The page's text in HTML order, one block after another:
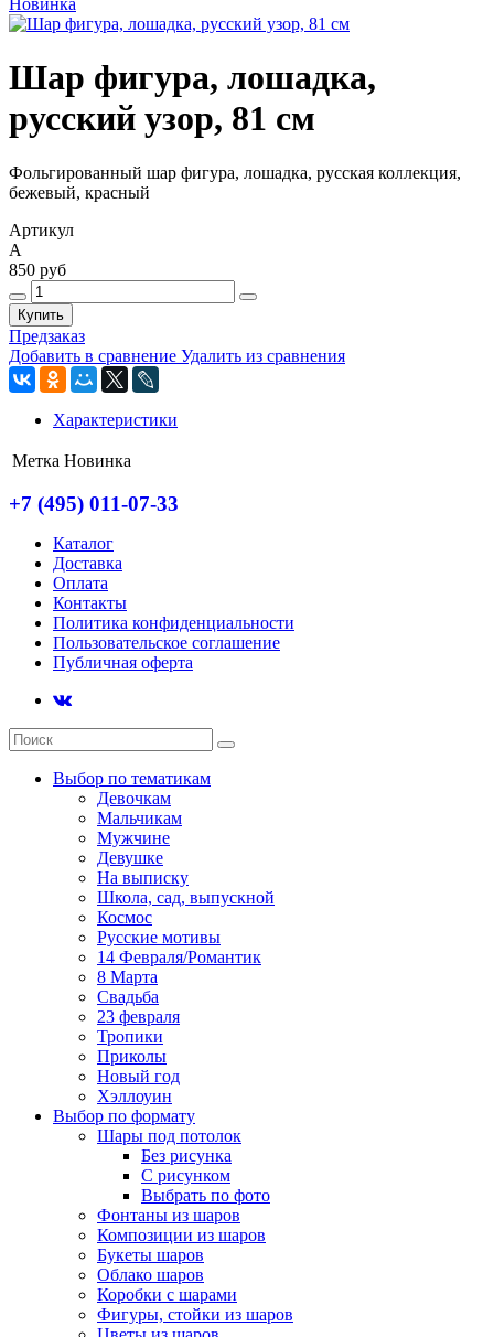
Новинка
Шар фигура, лошадка,
русский узор, 81 см
Фольгированный шар фигура, лошадка, русская коллекция,
бежевый, красный
Артикул
А
850 руб
Купить
Предзаказ
Добавить в сравнение Удалить из сравнения
Характеристики
Метка Новинка
+7 (495) 011-07-33
Каталог
Доставка
Оплата
Контакты
Политика конфиденциальности
Пользовательское соглашение
Публичная оферта
Выбор по тематикам
Девочкам
Мальчикам
Мужчине
Девушке
На выписку
Школа, сад, выпускной
Космос
Русские мотивы
14 Февраля/Романтик
8 Марта
Свадьба
23 февраля
Тропики
Приколы
Новый год
Хэллоуин
Выбор по формату
Шары под потолок
Без рисунка
С рисунком
Выбрать по фото
Фонтаны из шаров
Композиции из шаров
Букеты шаров
Облако шаров
Коробки с шарами
Фигуры, стойки из шаров